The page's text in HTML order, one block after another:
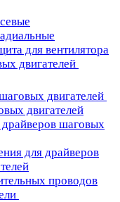
для вентилятора
двигателей
двигателей
двигателей
шаговых
для драйверов
проводов